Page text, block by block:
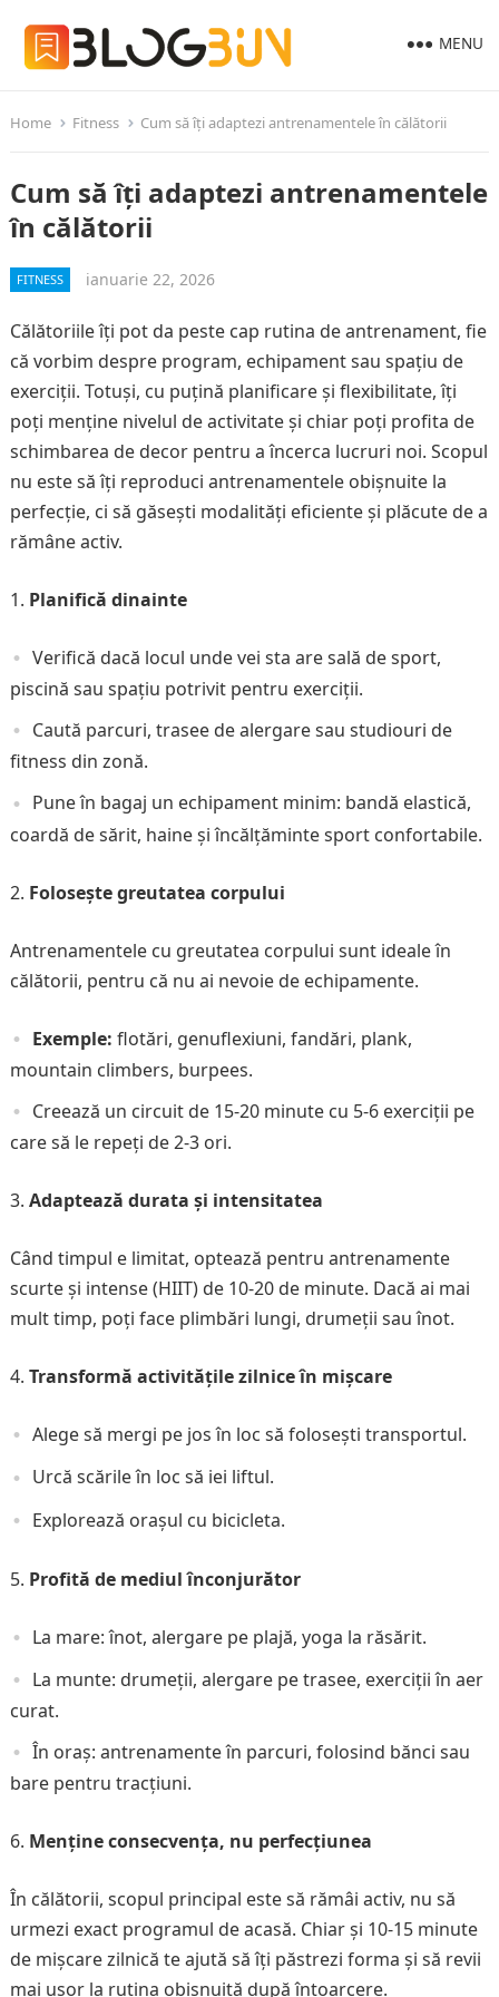
MENU
Home Fitness Cum să îți adaptezi antrenamentele în călătorii
Cum să îți adaptezi antrenamentele
în călătorii
FITNESS ianuarie 22, 2026
Călătoriile îți pot da peste cap rutina de antrenament, fie
că vorbim despre program, echipament sau spațiu de
exerciții. Totuși, cu puțină planificare și flexibilitate, îți
poți menține nivelul de activitate și chiar poți profita de
schimbarea de decor pentru a încerca lucruri noi. Scopul
nu este să îți reproduci antrenamentele obișnuite la
perfecție, ci să găsești modalități eficiente și plăcute de a
rămâne activ.
Planifică dinainte
Verifică dacă locul unde vei sta are sală de sport,
piscină sau spațiu potrivit pentru exerciții.
Caută parcuri, trasee de alergare sau studiouri de
fitness din zonă.
Pune în bagaj un echipament minim: bandă elastică,
coardă de sărit, haine și încălțăminte sport confortabile.
Folosește greutatea corpului
Antrenamentele cu greutatea corpului sunt ideale în
călătorii, pentru că nu ai nevoie de echipamente.
Exemple: flotări, genuflexiuni, fandări, plank,
mountain climbers, burpees.
Creează un circuit de 15-20 minute cu 5-6 exerciții pe
care să le repeți de 2-3 ori.
Adaptează durata și intensitatea
Când timpul e limitat, optează pentru antrenamente
scurte și intense (HIIT) de 10-20 de minute. Dacă ai mai
mult timp, poți face plimbări lungi, drumeții sau înot.
Transformă activitățile zilnice în mișcare
Alege să mergi pe jos în loc să folosești transportul.
Urcă scările în loc să iei liftul.
Explorează orașul cu bicicleta.
Profită de mediul înconjurător
La mare: înot, alergare pe plajă, yoga la răsărit.
La munte: drumeții, alergare pe trasee, exerciții în aer
curat.
În oraș: antrenamente în parcuri, folosind bănci sau
bare pentru tracțiuni.
Menține consecvența, nu perfecțiunea
În călătorii, scopul principal este să rămâi activ, nu să
urmezi exact programul de acasă. Chiar și 10-15 minute
de mișcare zilnică te ajută să îți păstrezi forma și să revii
mai ușor la rutina obișnuită după întoarcere.